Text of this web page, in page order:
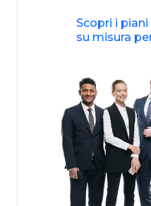
Scopri i
su misura